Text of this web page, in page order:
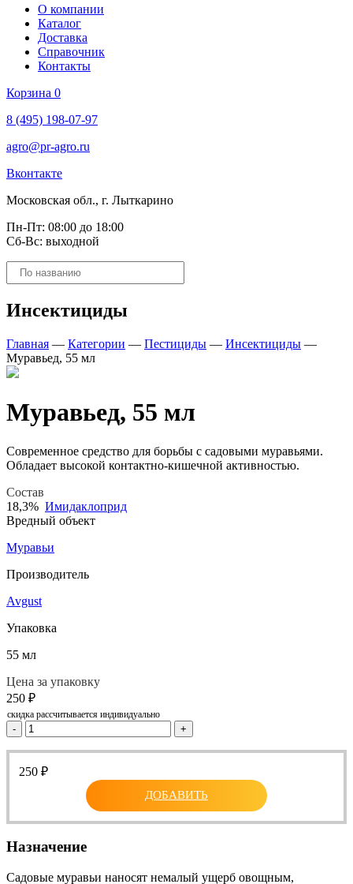
О компании
Каталог
Доставка
Справочник
Контакты
Корзина 0
8 (495) 198-07-97
agro@pr-agro.ru
Вконтакте
Московская обл., г. Лыткарино
Пн-Пт: 08:00 до 18:00
Сб-Вс: выходной
Поиск
товаров
Инсектициды
Главная — Категории — Пестициды — Инсектициды —
Муравьед, 55 мл
Муравьед, 55 мл
Современное средство для борьбы с садовыми муравьями.
Обладает высокой контактно-кишечной активностью.
Состав
18,3% Имидаклоприд
Вредный объект
Муравьи
Производитель
Avgust
Упаковка
55 мл
Цена за упаковку
250 ₽
скидка рассчитывается индивидуально
- +
250 ₽
ДОБАВИТЬ
Назначение
Садовые муравьи наносят немалый ущерб овощным,